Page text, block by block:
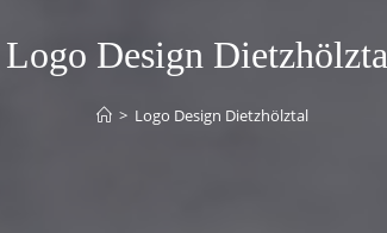
Logo Design
> Logo Design Dietzhölztal